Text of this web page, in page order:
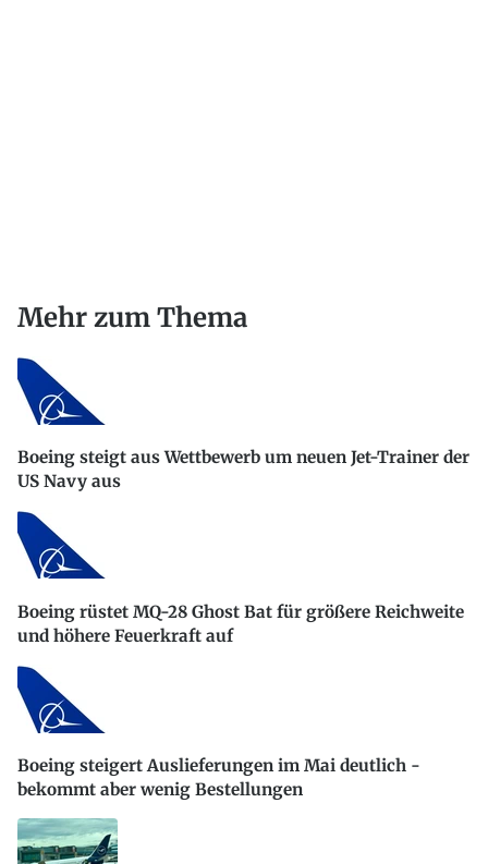
Mehr zum Thema
Boeing steigt aus Wettbewerb um neuen Jet-Trainer der
US Navy aus
Boeing rüstet MQ-28 Ghost Bat für größere Reichweite
und höhere Feuerkraft auf
Boeing steigert Auslieferungen im Mai deutlich -
bekommt aber wenig Bestellungen